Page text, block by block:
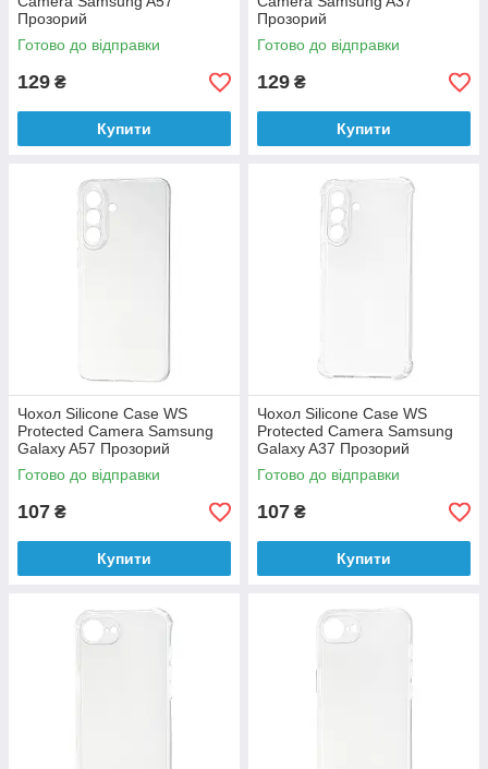
Прозорий
Готово до відправки
129 ₴
Купити
Прозорий
Готово до відправки
129 ₴
Купити
Чохол Silicone Case WS
Protected Camera Samsung
Galaxy A57 Прозорий
Готово до відправки
107 ₴
Купити
Чохол Silicone Case WS
Protected Camera Samsung
Galaxy A37 Прозорий
Готово до відправки
107 ₴
Купити